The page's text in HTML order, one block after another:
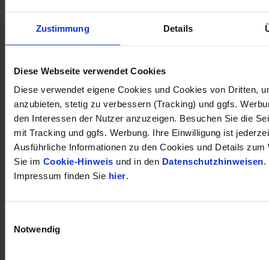
Zustimmung Details
Diese Webseite verwendet Cookies
Diese verwendet eigene Cookies und Cookies von Dritten,
anzubieten, stetig zu verbessern (Tracking) und ggfs.
den Interessen der Nutzer anzuzeigen. Besuchen Sie die
mit Tracking und ggfs. Werbung. Ihre Einwilligung ist
Ausführliche Informationen zu den Cookies und Details zum
Sie im Cookie-Hinweis und in den Datenschutzhinweisen.
Impressum finden Sie hier.
Notwendig